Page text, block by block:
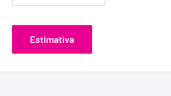
Estimativa